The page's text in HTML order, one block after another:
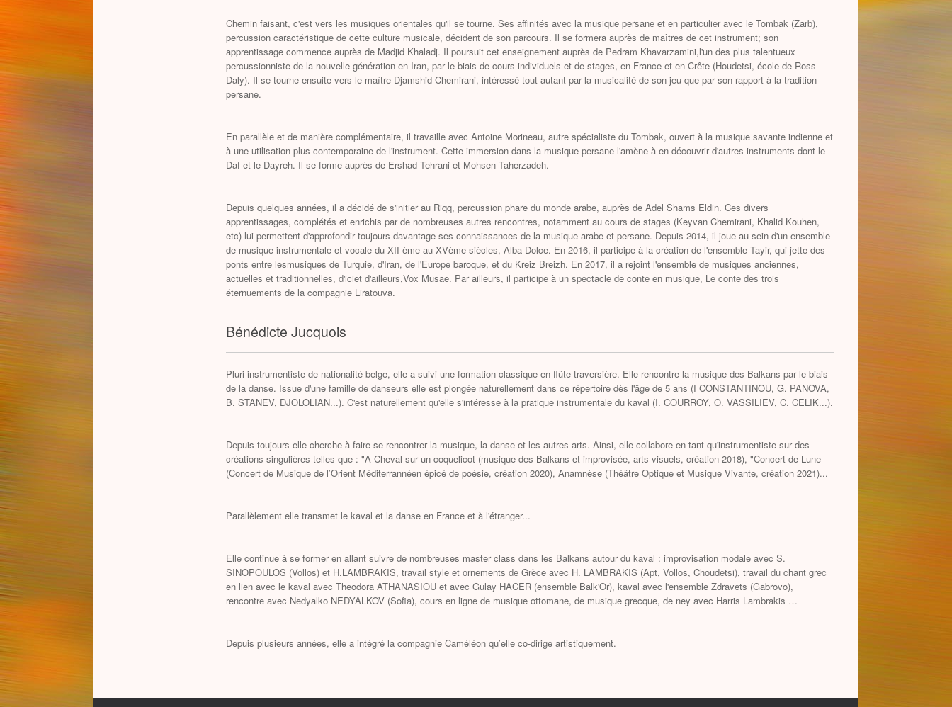
Chemin faisant, c'est vers les musiques orientales qu'il se tourne. Ses affinités avec la musique persane et en particulier avec le Tombak (Zarb),
percussion caractéristique de cette culture musicale, décident de son parcours. Il se formera auprès de maîtres de cet instrument; son
apprentissage commence auprès de Madjid Khaladj. Il poursuit cet enseignement auprès de Pedram Khavarzamini,l'un des plus talentueux
percussionniste de la nouvelle génération en Iran, par le biais de cours individuels et de stages, en France et en Crête (Houdetsi, école de Ross
Daly). Il se tourne ensuite vers le maître Djamshid Chemirani, intéressé tout autant par la musicalité de son jeu que par son rapport à la tradition
persane.
En parallèle et de manière complémentaire, il travaille avec Antoine Morineau, autre spécialiste du Tombak, ouvert à la musique savante indienne et
à une utilisation plus contemporaine de l'instrument. Cette immersion dans la musique persane l'amène à en découvrir d'autres instruments dont le
Daf et le Dayreh. Il se forme auprès de Ershad Tehrani et Mohsen Taherzadeh.
Depuis quelques années, il a décidé de s'initier au Riqq, percussion phare du monde arabe, auprès de Adel Shams Eldin. Ces divers
apprentissages, complétés et enrichis par de nombreuses autres rencontres, notamment au cours de stages (Keyvan Chemirani, Khalid Kouhen,
etc) lui permettent d'approfondir toujours davantage ses connaissances de la musique arabe et persane. Depuis 2014, il joue au sein d'un ensemble
de musique instrumentale et vocale du XII ème au XVème siècles, Alba Dolce. En 2016, il participe à la création de l'ensemble Tayir, qui jette des
ponts entre lesmusiques de Turquie, d'Iran, de l'Europe baroque, et du Kreiz Breizh. En 2017, il a rejoint l'ensemble de musiques anciennes,
actuelles et traditionnelles, d'iciet d'ailleurs,Vox Musae. Par ailleurs, il participe à un spectacle de conte en musique, Le conte des trois
éternuements de la compagnie Liratouva.
Bénédicte Jucquois
Pluri instrumentiste de nationalité belge, elle a suivi une formation classique en flûte traversière. Elle rencontre la musique des Balkans par le biais
de la danse. Issue d'une famille de danseurs elle est plongée naturellement dans ce répertoire dès l'âge de 5 ans (I CONSTANTINOU, G. PANOVA,
B. STANEV, DJOLOLIAN...). C'est naturellement qu'elle s'intéresse à la pratique instrumentale du kaval (I. COURROY, O. VASSILIEV, C. CELIK...).
Depuis toujours elle cherche à faire se rencontrer la musique, la danse et les autres arts. Ainsi, elle collabore en tant qu'instrumentiste sur des
créations singulières telles que : "A Cheval sur un coquelicot (musique des Balkans et improvisée, arts visuels, création 2018), "Concert de Lune
(Concert de Musique de l’Orient Méditerrannéen épicé de poésie, création 2020), Anamnèse (Théâtre Optique et Musique Vivante, création 2021)...
Parallèlement elle transmet le kaval et la danse en France et à l'étranger...
Elle continue à se former en allant suivre de nombreuses master class dans les Balkans autour du kaval : improvisation modale avec S.
SINOPOULOS (Vollos) et H.LAMBRAKIS, travail style et ornements de Grèce avec H. LAMBRAKIS (Apt, Vollos, Choudetsi), travail du chant grec
en lien avec le kaval avec Theodora ATHANASIOU et avec Gulay HACER (ensemble Balk'Or), kaval avec l'ensemble Zdravets (Gabrovo),
rencontre avec Nedyalko NEDYALKOV (Sofia), cours en ligne de musique ottomane, de musique grecque, de ney avec Harris Lambrakis …
Depuis plusieurs années, elle a intégré la compagnie Caméléon qu’elle co-dirige artistiquement.